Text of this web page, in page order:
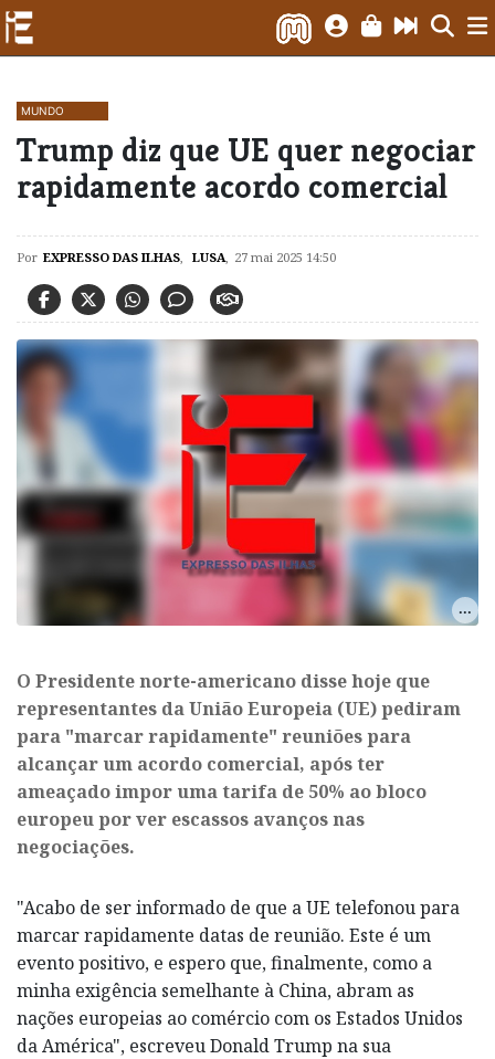
MUNDO
Trump diz que UE quer negociar
rapidamente acordo comercial
Por EXPRESSO DAS ILHAS, LUSA, 27 mai 2025 14:50
O Presidente norte-americano disse hoje que
representantes da União Europeia (UE) pediram
para "marcar rapidamente" reuniões para
alcançar um acordo comercial, após ter
ameaçado impor uma tarifa de 50% ao bloco
europeu por ver escassos avanços nas
negociações.
"Acabo de ser informado de que a UE telefonou para
marcar rapidamente datas de reunião. Este é um
evento positivo, e espero que, finalmente, como a
minha exigência semelhante à China, abram as
nações europeias ao comércio com os Estados Unidos
da América", escreveu Donald Trump na sua